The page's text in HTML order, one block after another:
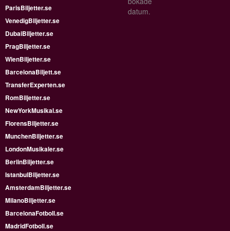
datum.
ParisBiljetter.se
VenedigBiljetter.se
DubaiBiljetter.se
PragBiljetter.se
WienBiljetter.se
BarcelonaBiljett.se
TransferExperten.se
RomBiljetter.se
NewYorkMusikal.se
FlorensBiljetter.se
MunchenBiljetter.se
LondonMusikaler.se
BerlinBiljetter.se
IstanbulBiljetter.se
AmsterdamBiljetter.se
MilanoBiljetter.se
BarcelonaFotboll.se
MadridFotboll.se